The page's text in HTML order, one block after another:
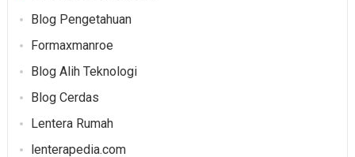
Blog Pengetahuan
Formaxmanroe
Blog Alih Teknologi
Blog Cerdas
Lentera Rumah
lenterapedia.com